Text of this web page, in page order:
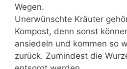
Wegen.
Unerwünschte Kräuter
Kompost, denn sonst
ansiedeln und kommen so
zurück. Zumindest die